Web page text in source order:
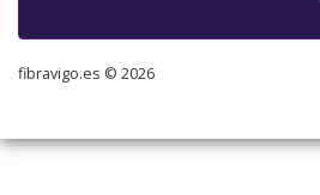
fibravigo.es © 2026